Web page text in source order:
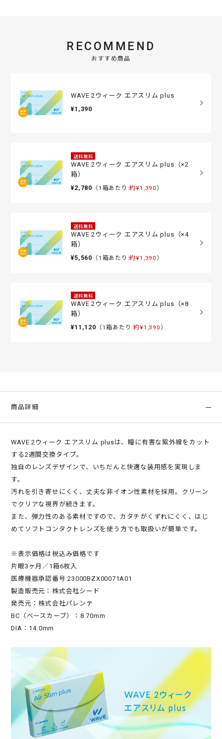
RECOMMEND
おすすめ商品
WAVE 2ウィーク エアスリム plus
¥1,390
送料無料
WAVE 2ウィーク エアスリム plus（×2
箱）
¥2,780 （1箱あたり:約¥1,390 ）
送料無料
WAVE 2ウィーク エアスリム plus（×4
箱）
¥5,560 （1箱あたり:約¥1,390 ）
送料無料
WAVE 2ウィーク エアスリム plus（×8
箱）
¥11,120 （1箱あたり:約¥1,390 ）
商品詳細
WAVE 2ウィーク エアスリム plusは、瞳に有害な紫外線をカット
する2週間交換タイプ。
独自のレンズデザインで、いちだんと快適な装用感を実現しま
す。
汚れを引き寄せにくく、丈夫な非イオン性素材を採用。クリーン
でクリアな視界が続きます。
また、弾力性のある素材ですので、カタチがくずれにくく、はじ
めてソフトコンタクトレンズを使う方でも取扱いが簡単です。
※表示価格は税込み価格です
片眼3ヶ月／1箱6枚入
医療機器承認番号:23000BZX00071A01
製造販売元：株式会社シード
発売元：株式会社パレンテ
BC（ベースカーブ）：8.70mm
DIA：14.0mm